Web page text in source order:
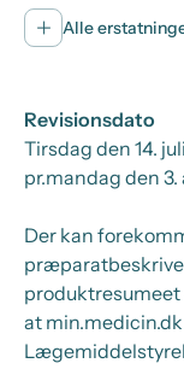
Alle
Revisionsdato
Tirsdag den 14.
pr.mandag den 3.
Der kan
at